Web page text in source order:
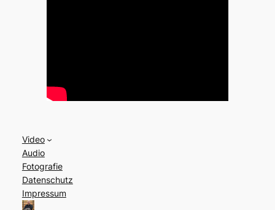
Video
Audio
Fotografie
Datenschutz
Impressum